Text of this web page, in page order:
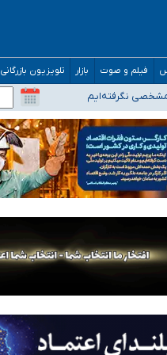
فیلم و صوت بازار تلویزیون بازرگانی
آجا